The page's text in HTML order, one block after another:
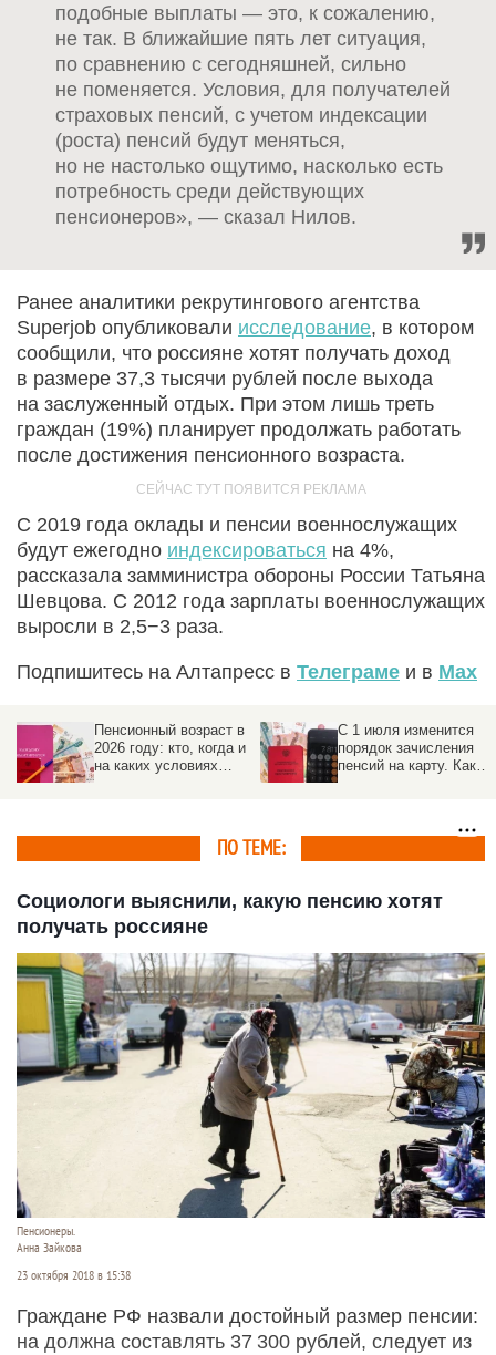
подобные выплаты — это, к сожалению,
не так. В ближайшие пять лет ситуация,
по сравнению с сегодняшней, сильно
не поменяется. Условия, для получателей
страховых пенсий, с учетом индексации
(роста) пенсий будут меняться,
но не настолько ощутимо, насколько есть
потребность среди действующих
пенсионеров», — сказал Нилов.
Ранее аналитики рекрутингового агентства
Superjob опубликовали исследование, в котором
сообщили, что россияне хотят получать доход
в размере 37,3 тысячи рублей после выхода
на заслуженный отдых. При этом лишь треть
граждан (19%) планирует продолжать работать
после достижения пенсионного возраста.
С 2019 года оклады и пенсии военнослужащих
будут ежегодно индексироваться на 4%,
рассказала замминистра обороны России Татьяна
Шевцова. С 2012 года зарплаты военнослужащих
выросли в 2,5−3 раза.
Подпишитесь на Алтапресс в Телеграме и в Max
Пенсионный возраст в
2026 году: кто, когда и
на каких условиях
С 1 июля изменится
порядок зачисления
пенсий на карту. Как
ПО ТЕМЕ:
Социологи выяснили, какую пенсию хотят
получать россияне
Пенсионеры.
Анна Зайкова
23 октября 2018 в 15:38
Граждане РФ назвали достойный размер пенсии:
на должна составлять 37 300 рублей, следует из